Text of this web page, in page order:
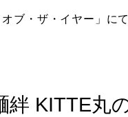
オブ・ザ・イヤー」に
絆 KITTE丸